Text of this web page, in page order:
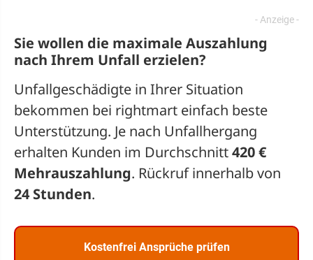
Sie wollen die maximale Auszahlung
nach Ihrem Unfall erzielen?
Unfallgeschädigte in Ihrer Situation
bekommen bei rightmart einfach beste
Unterstützung. Je nach Unfallhergang
erhalten Kunden im Durchschnitt420 €
Mehrauszahlung. Rückruf innerhalb von
24 Stunden.
Kostenfrei Ansprüche prüfen